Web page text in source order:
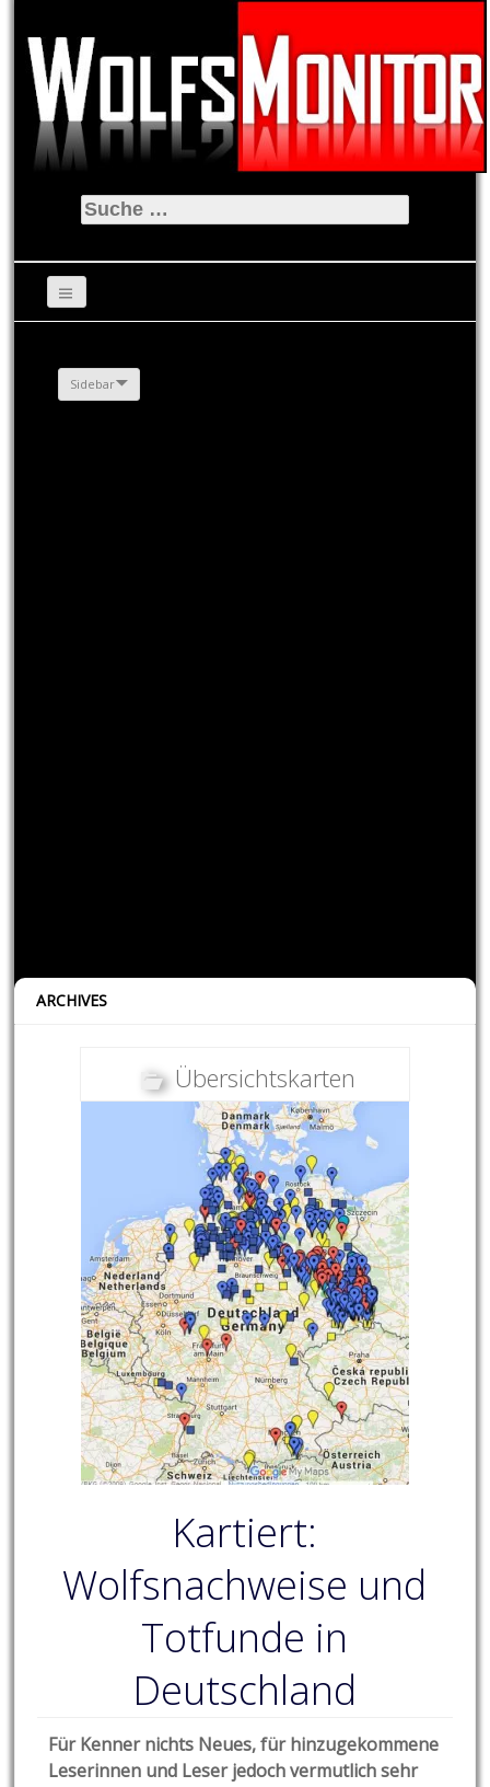
Suche
nach:
Sidebar
ARCHIVES
Übersichtskarten
Kartiert:
Wolfsnachweise und
Totfunde in
Deutschland
Für Kenner nichts Neues, für hinzugekommene
Leserinnen und Leser jedoch vermutlich sehr